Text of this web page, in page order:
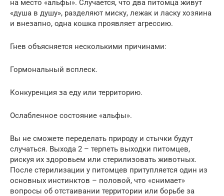
на место «альфы». Случается, что два питомца живут
«душа в душу», разделяют миску, лежак и ласку хозяина
и внезапно, одна кошка проявляет агрессию.
Гнев объясняется несколькими причинами:
Гормональный всплеск.
Конкуренция за еду или территорию.
Ослабленное состояние «альфы».
Вы не сможете переделать природу и стычки будут
случаться. Выхода 2 – терпеть выходки питомцев,
рискуя их здоровьем или стерилизовать животных.
После стерилизации у питомцев притупляется один из
основных инстинктов – половой, что «снимает»
вопросы об отстаивании территории или борьбе за